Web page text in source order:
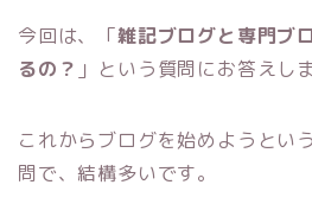
今回は、「雑記ブログと専門ブ
るの？ 」という質問にお答えし
これからブログを始めようとい
問で、結構多いです。